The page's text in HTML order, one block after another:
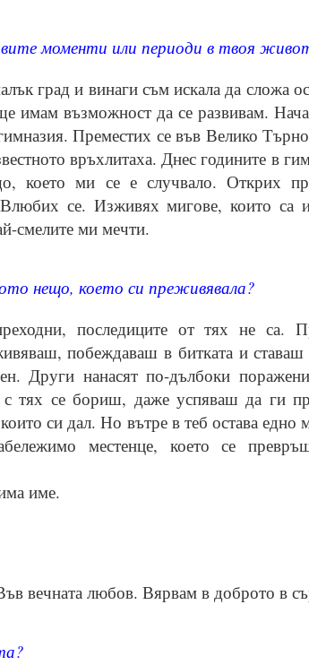
моменти или периоди в твоя
град и винаги съм искала да сложа
имам възможност да се развивам.
Преместих се във Велико
връхлитаха. Днес годините в
което ми се е случвало. Открих
се. Изживях мигове, които са
смелите ми мечти.
нещо, което си преживявала?
последиците от тях не са.
побеждаваш в битката и
Други нанасят по-дълбоки
тях се бориш, даже успяваш да ги
си дал. Но вътре в теб остава едно
местенце, което се
име.
вечната любов. Вярвам в доброто в